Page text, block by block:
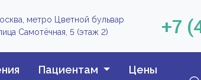
метро Цветной бульвар
Самотёчная, 5 (этаж 2)
+7
Пациентам Цены